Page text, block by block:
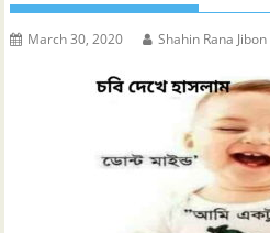
March 30, 2020 Shahin Rana Jibon